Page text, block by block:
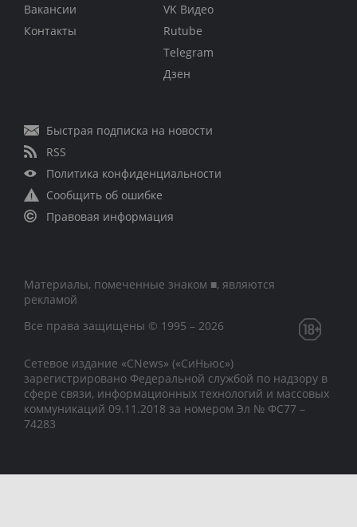
Вакансии
Контакты
VK Видео
Rutube
Telegram
Дзен
Быстрая подписка на новости
RSS
Политика конфиденциальности
Сообщить об ошибке
Правовая информация
Материалы, помеченные знаком ■, являются
рекламой
Все права защищены © 1995 – 2026
Сетевое издание «CNews» («СиНьюс»)
зарегистрировано Федеральной службой по надзору в
сфере связи, информационных технологий и массовых
коммуникаций 09.11.2018 за номером Эл № ФС77 –
74283